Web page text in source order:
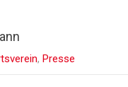
, Presse